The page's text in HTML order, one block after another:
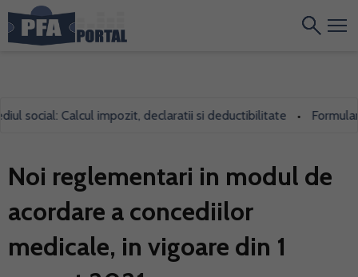
Calcul impozit, declaratii si deductibilitate •
Noi reglementari in modul de
acordare a concediilor
medicale, in vigoare din 1